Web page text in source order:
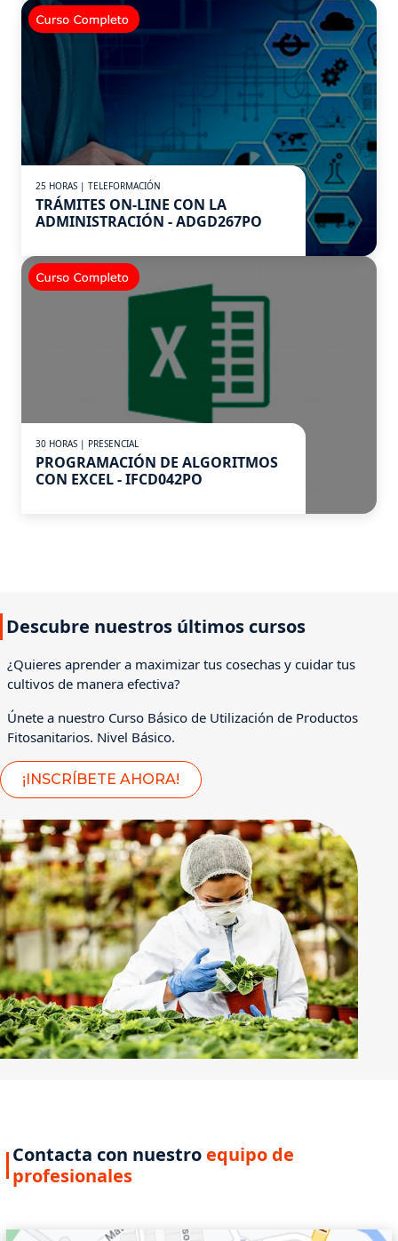
25 HORAS | TELEFORMACIÓN
TRÁMITES ON-LINE CON LA
ADMINISTRACIÓN - ADGD267PO
30 HORAS | PRESENCIAL
PROGRAMACIÓN DE ALGORITMOS
CON EXCEL - IFCD042PO
Descubre nuestros últimos cursos
¿Quieres aprender a maximizar tus cosechas y cuidar tus
cultivos de manera efectiva?
Únete a nuestro Curso Básico de Utilización de Productos
Fitosanitarios. Nivel Básico.
¡INSCRÍBETE AHORA!
Contacta con nuestro equipo de
profesionales